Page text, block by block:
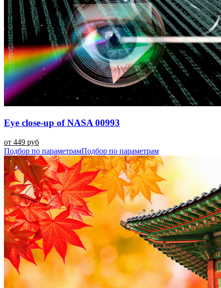
Eye close-up of NASA 00993
от 449 руб
Подбор по параметрамПодбор по параметрам